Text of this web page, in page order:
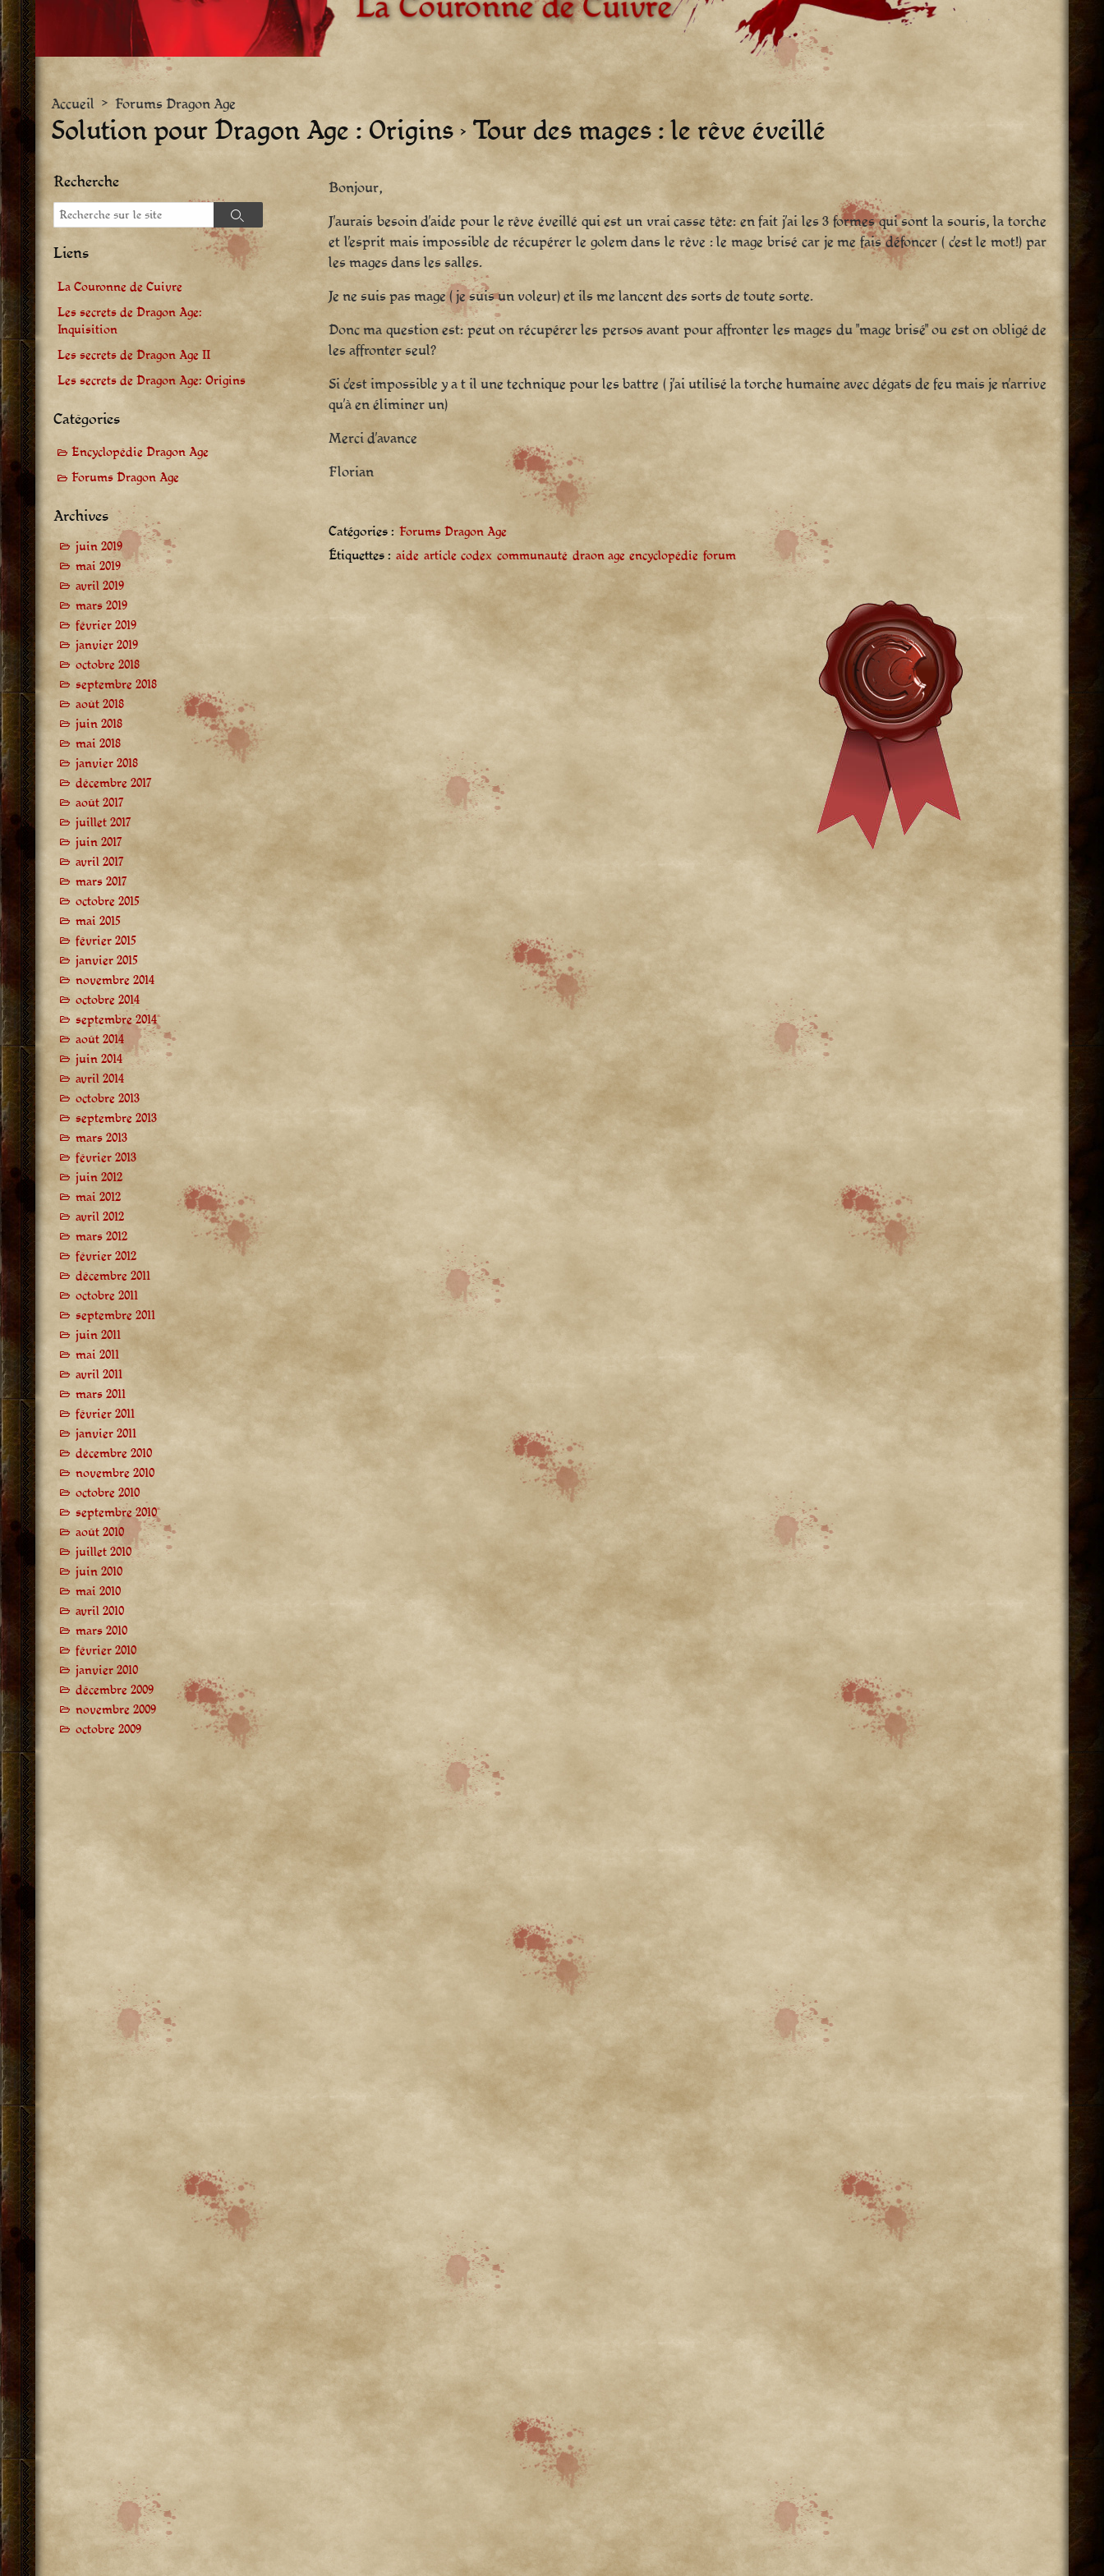
Accueil >Forums Dragon Age
Solution pour Dragon Age : Origins › Tour des mages : le rêve éveillé
Bonjour,
J’aurais besoin d’aide pour le rêve éveillé qui est un vrai casse tête: en fait j’ai les 3 formes qui sont la souris, la torche
et l’esprit mais impossible de récupérer le golem dans le rêve : le mage brisé car je me fais défoncer ( c’est le mot!) par
les mages dans les salles.
Je ne suis pas mage ( je suis un voleur) et ils me lancent des sorts de toute sorte.
Donc ma question est: peut on récupérer les persos avant pour affronter les mages du "mage brisé" ou est on obligé de
les affronter seul?
Si c’est impossible y a t il une technique pour les battre ( j’ai utilisé la torche humaine avec dégats de feu mais je n’arrive
qu’à en éliminer un)
Merci d’avance
Florian
Catégories : Forums Dragon Age
Étiquettes : aide article codex communauté draon age encyclopédie forum
Recherche
Recherche
Recherche
Liens
La Couronne de Cuivre
Les secrets de Dragon Age:
Inquisition
Les secrets de Dragon Age II
Les secrets de Dragon Age: Origins
Catégories
Encyclopédie Dragon Age
Forums Dragon Age
Archives
juin 2019
mai 2019
avril 2019
mars 2019
février 2019
janvier 2019
octobre 2018
septembre 2018
août 2018
juin 2018
mai 2018
janvier 2018
décembre 2017
août 2017
juillet 2017
juin 2017
avril 2017
mars 2017
octobre 2015
mai 2015
février 2015
janvier 2015
novembre 2014
octobre 2014
septembre 2014
août 2014
juin 2014
avril 2014
octobre 2013
septembre 2013
mars 2013
février 2013
juin 2012
mai 2012
avril 2012
mars 2012
février 2012
décembre 2011
octobre 2011
septembre 2011
juin 2011
mai 2011
avril 2011
mars 2011
février 2011
janvier 2011
décembre 2010
novembre 2010
octobre 2010
septembre 2010
août 2010
juillet 2010
juin 2010
mai 2010
avril 2010
mars 2010
février 2010
janvier 2010
décembre 2009
novembre 2009
octobre 2009